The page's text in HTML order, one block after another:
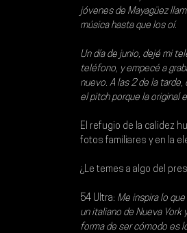
jóvenes de Mayagüez
música hasta que los oí.
Un día de junio, dejé mi
teléfono, y empecé a
nuevo. A las 2 de la
el pitch porque la original
El refugio de la calidez
fotos familiares y en la
¿Le temes a algo del
54 Ultra: Me inspira lo
un italiano de Nueva York
forma de ser cómodo es